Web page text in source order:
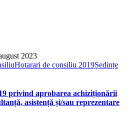
2023
Hotarari de consiliu 2019Ședințe
privind aprobarea achiziționării
asistență și/sau reprezentare